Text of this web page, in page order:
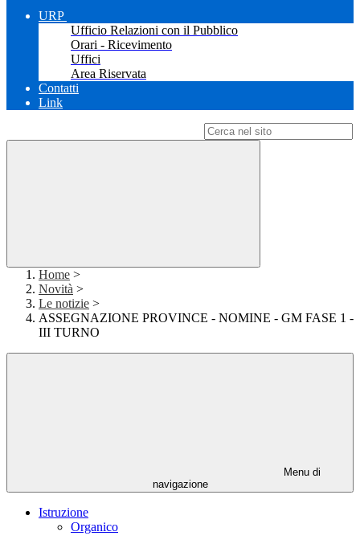
URP
Ufficio Relazioni con il Pubblico
Orari - Ricevimento
Uffici
Area Riservata
Contatti
Link
Home >
Novità >
Le notizie >
ASSEGNAZIONE PROVINCE - NOMINE - GM FASE 1 -
III TURNO
Menu di
navigazione
Istruzione
Organico